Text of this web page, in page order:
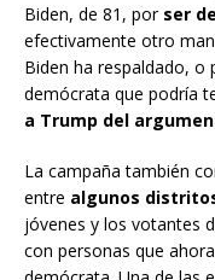
Biden, de 81, por ser
efectivamente otro
Biden ha respaldado, o
demócrata que podría
a Trump del
La campaña también
entre algunos
jóvenes y los votantes
con personas que